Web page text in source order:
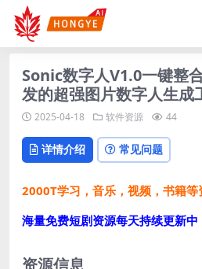
Sonic数字人V1.0一键整
发的超强图片数字人生成
2025-04-18 软件资源 44
详情介绍 常见问题
2000T学习，音乐，视频，书籍等
海量免费短剧资源每天持续更新中
资源信息